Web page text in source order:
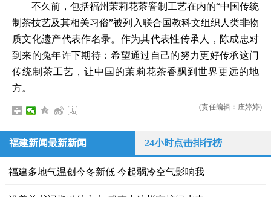
不久前，包括福州茉莉花茶窨制工艺在内的“中国传统
制茶技艺及其相关习俗”被列入联合国教科文组织人类非物
质文化遗产代表作名录。作为其代表性传承人，陈成忠对
到来的兔年许下期待：希望通过自己的努力更好传承这门
传统制茶工艺，让中国的茉莉花茶香飘到世界更远的地
方。
(责任编辑：庄婷婷)
福建新闻最新新闻 24小时点击排行榜
福建多地气温创今冬新低 今起弱冷空气影响我